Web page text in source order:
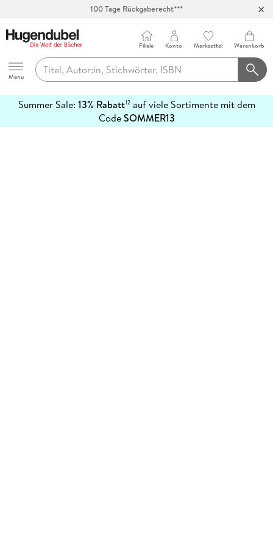
100 Tage Rückgaberecht***
Hugendubel
Menu
Filiale Konto Merkzettel Warenkorb
Summer Sale: 13% Rabatt12auf viele Sortimente mit dem
CodeSOMMER13
erfahren